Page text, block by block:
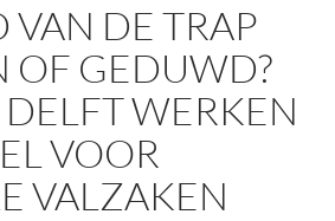
VAN DE TRAP
OF GEDUWD?
WERKEN
VOOR
VALZAKEN